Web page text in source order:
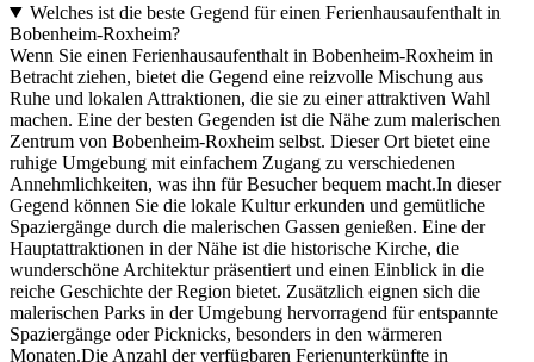
Welches ist die beste Gegend für einen Ferienhausaufenthalt in
Bobenheim-Roxheim?
Wenn Sie einen Ferienhausaufenthalt in Bobenheim-Roxheim in
Betracht ziehen, bietet die Gegend eine reizvolle Mischung aus
Ruhe und lokalen Attraktionen, die sie zu einer attraktiven Wahl
machen. Eine der besten Gegenden ist die Nähe zum malerischen
Zentrum von Bobenheim-Roxheim selbst. Dieser Ort bietet eine
ruhige Umgebung mit einfachem Zugang zu verschiedenen
Annehmlichkeiten, was ihn für Besucher bequem macht.In dieser
Gegend können Sie die lokale Kultur erkunden und gemütliche
Spaziergänge durch die malerischen Gassen genießen. Eine der
Hauptattraktionen in der Nähe ist die historische Kirche, die
wunderschöne Architektur präsentiert und einen Einblick in die
reiche Geschichte der Region bietet. Zusätzlich eignen sich die
malerischen Parks in der Umgebung hervorragend für entspannte
Spaziergänge oder Picknicks, besonders in den wärmeren
Monaten.Die Anzahl der verfügbaren Ferienunterkünfte in